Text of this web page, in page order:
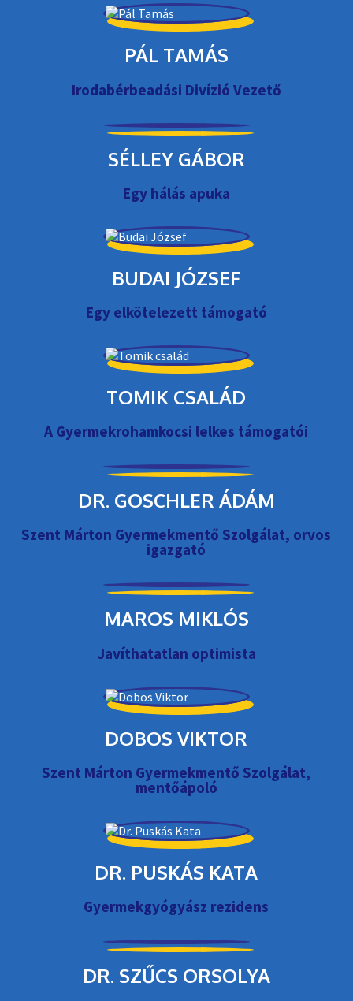
PÁL TAMÁS
Irodabérbeadási Divízió Vezető
SÉLLEY GÁBOR
Egy hálás apuka
BUDAI JÓZSEF
Egy elkötelezett támogató
TOMIK CSALÁD
A Gyermekrohamkocsi lelkes támogatói
DR. GOSCHLER ÁDÁM
Szent Márton Gyermekmentő Szolgálat, orvos
igazgató
MAROS MIKLÓS
Javíthatatlan optimista
DOBOS VIKTOR
Szent Márton Gyermekmentő Szolgálat,
mentőápoló
DR. PUSKÁS KATA
Gyermekgyógyász rezidens
DR. SZŰCS ORSOLYA